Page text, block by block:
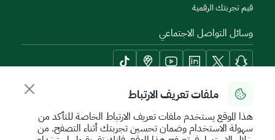
ملفات تعريف الارتباط
هذا الموقع يستخدم ملفات تعريف الارتباط الخاصة للتأكد من
سهولة الاستخدام وضمان تحسين تجربتك أثناء التصفح. من
قيم تجربتك الرقمية
وسائل التواصل الاجتماعي
أدوات الإتاحة وامكانية الوصول